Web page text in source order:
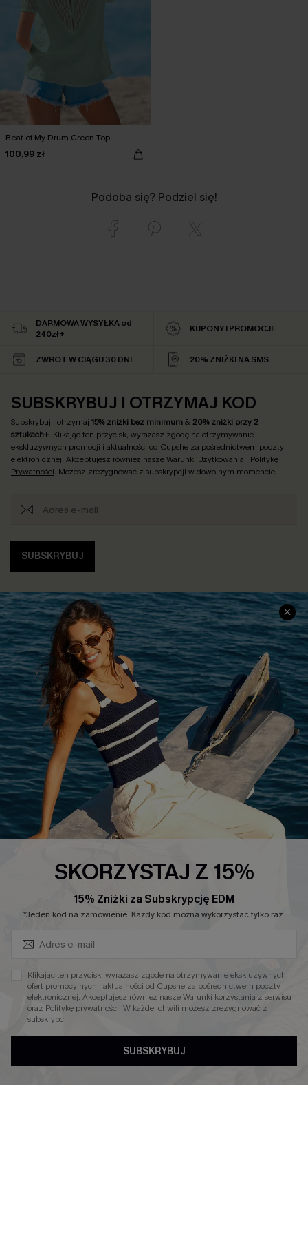
Beat of My Drum Green Top
100,99 zł
Podoba się? Podziel się!
DARMOWA WYSYŁKA od
240zł+
KUPONY I PROMOCJE
ZWROT W CIĄGU 30 DNI 20% ZNIŻKI NA SMS
SUBSKRYBUJ I OTRZYMAJ KOD
Subskrybuj i otrzymaj 15% zniżki bez minimum& 20% zniżki przy 2
sztukach+. Klikając ten przycisk, wyrażasz zgodę na otrzymywanie
ekskluzywnych promocji i aktualności od Cupshe za pośrednictwem poczty
elektronicznej. Akceptujesz również naszeWarunki Użytkowania i Politykę
Prywatności. Możesz zrezygnować z subskrypcji w dowolnym momencie.
SUBSKRYBUJ
INFORMACJE O FIRMIE
O NAS
Opinie Klientów
Polityka Prywatności
Warunki & Zasady
Łańcuch Dostaw Cupshe
20% Zniżki na SMS
CENTRUM SERWISOWE
Informacje o Wysyłce
Jak Śledzić
Polityka Zwrotów
Rozpocznij Zwrot
Informacje o Rozmiarach
FAQS
Kontakt z Nami
Modne Sukienki
Kontroli Brzucha
Wysokim Stanem
4.4
SKORZYSTAJ Z 15%
15% Zniżki za Subskrypcję EDM
*Jeden kod na zamówienie. Każdy kod można wykorzystać tylko raz.
Klikając ten przycisk, wyrażasz zgodę na otrzymywanie ekskluzywnych
ofert promocyjnych i aktualności od Cupshe za pośrednictwem poczty
elektronicznej. Akceptujesz również naszeWarunki korzystania z serwisu
oraz Politykę prywatności. W każdej chwili możesz zrezygnować z
subskrypcji.
SUBSKRYBUJ